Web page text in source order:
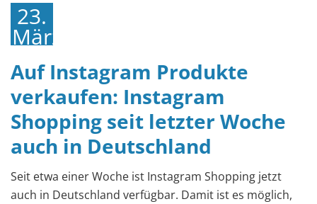
23.
März
2018
Auf Instagram Produkte
verkaufen: Instagram
Shopping seit letzter Woche
auch in Deutschland
Seit etwa einer Woche ist Instagram Shopping jetzt
auch in Deutschland verfügbar. Damit ist es möglich,